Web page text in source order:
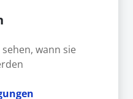
wann sie